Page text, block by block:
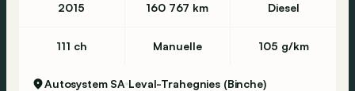
2015 160 767 km Diesel
111 ch Manuelle 105 g/km
Autosystem SA Leval-Trahegnies (Binche)